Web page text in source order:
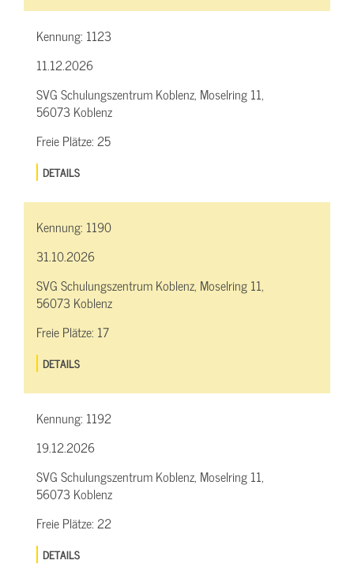
Kennung: 1123
11.12.2026
SVG Schulungszentrum Koblenz, Moselring 11,
56073 Koblenz
Freie Plätze:25
DETAILS
Kennung: 1190
31.10.2026
SVG Schulungszentrum Koblenz, Moselring 11,
56073 Koblenz
Freie Plätze: 17
DETAILS
Kennung: 1192
19.12.2026
SVG Schulungszentrum Koblenz, Moselring 11,
56073 Koblenz
Freie Plätze:22
DETAILS